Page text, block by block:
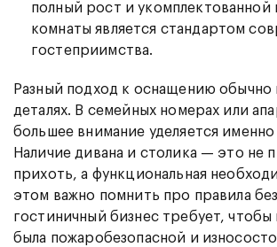
полный рост и укомплектованной
комнаты является стандартом
гостеприимства.
Разный подход к оснащению обычно
деталях. В семейных номерах или
большее внимание уделяется именно
Наличие дивана и столика — это не
прихоть, а функциональная
этом важно помнить про правила
гостиничный бизнес требует, чтобы
была пожаробезопасной и